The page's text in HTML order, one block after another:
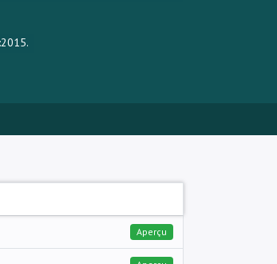
Aperçu